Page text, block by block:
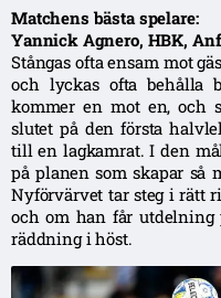
Matchens bästa spelare:
Yannick Agnero, HBK,
Stångas ofta ensam mot
och lyckas ofta behålla
kommer en mot en, och
slutet på den första
till en lagkamrat. I den
på planen som skapar så
Nyförvärvet tar steg i rätt
och om han får
räddning i höst.